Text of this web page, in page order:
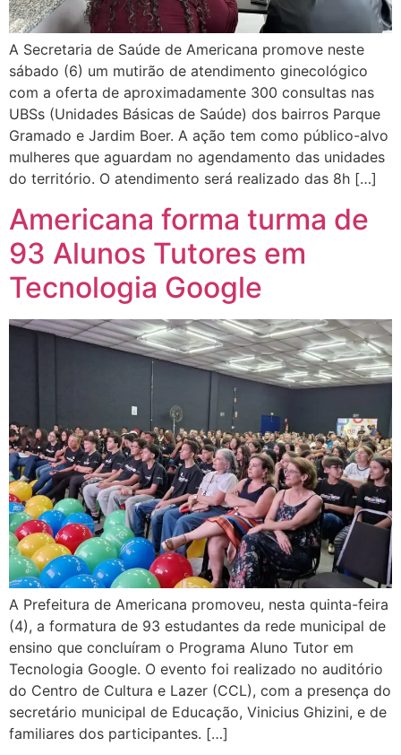
A Secretaria de Saúde de Americana promove neste
sábado (6) um mutirão de atendimento ginecológico
com a oferta de aproximadamente 300 consultas nas
UBSs (Unidades Básicas de Saúde) dos bairros Parque
Gramado e Jardim Boer. A ação tem como público-alvo
mulheres que aguardam no agendamento das unidades
do território. O atendimento será realizado das 8h […]
Americana forma turma de
93 Alunos Tutores em
Tecnologia Google
A Prefeitura de Americana promoveu, nesta quinta-feira
(4), a formatura de 93 estudantes da rede municipal de
ensino que concluíram o Programa Aluno Tutor em
Tecnologia Google. O evento foi realizado no auditório
do Centro de Cultura e Lazer (CCL), com a presença do
secretário municipal de Educação, Vinicius Ghizini, e de
familiares dos participantes. […]